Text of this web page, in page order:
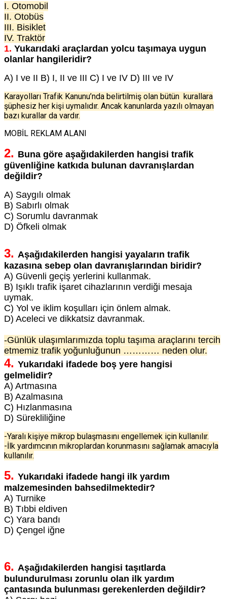
I. Otomobil
II. Otobüs
III. Bisiklet
IV. Traktör
1. Yukarıdaki araçlardan yolcu taşımaya uygun
olanlar hangileridir?
A) I ve II B) I, II ve III C) I ve IV D) III ve IV
Karayolları Trafik Kanunu’nda belirtilmiş olan bütün kurallara
şüphesiz her kişi uymalıdır. Ancak kanunlarda yazılı olmayan
bazı kurallar da vardır.
MOBİL REKLAM ALANI
2. Buna göre aşağıdakilerden hangisi trafik
güvenliğine katkıda bulunan davranışlardan
değildir?
A) Saygılı olmak
B) Sabırlı olmak
C) Sorumlu davranmak
D) Öfkeli olmak
3. Aşağıdakilerden hangisi yayaların trafik
kazasına sebep olan davranışlarından biridir?
A) Güvenli geçiş yerlerini kullanmak.
B) Işıklı trafik işaret cihazlarının verdiği mesaja
uymak.
C) Yol ve iklim koşulları için önlem almak.
D) Aceleci ve dikkatsiz davranmak.
-Günlük ulaşımlarımızda toplu taşıma araçlarını tercih
etmemiz trafik yoğunluğunun ………… neden olur.
4. Yukarıdaki ifadede boş yere hangisi
gelmelidir?
A) Artmasına
B) Azalmasına
C) Hızlanmasına
D) Sürekliliğine
-Yaralı kişiye mikrop bulaşmasını engellemek için kullanılır.
-İlk yardımcının mikroplardan korunmasını sağlamak amacıyla
kullanılır.
5. Yukarıdaki ifadede hangi ilk yardım
malzemesinden bahsedilmektedir?
A) Turnike
B) Tıbbi eldiven
C) Yara bandı
D) Çengel iğne
6. Aşağıdakilerden hangisi taşıtlarda
bulundurulması zorunlu olan ilk yardım
çantasında bulunması gerekenlerden değildir?